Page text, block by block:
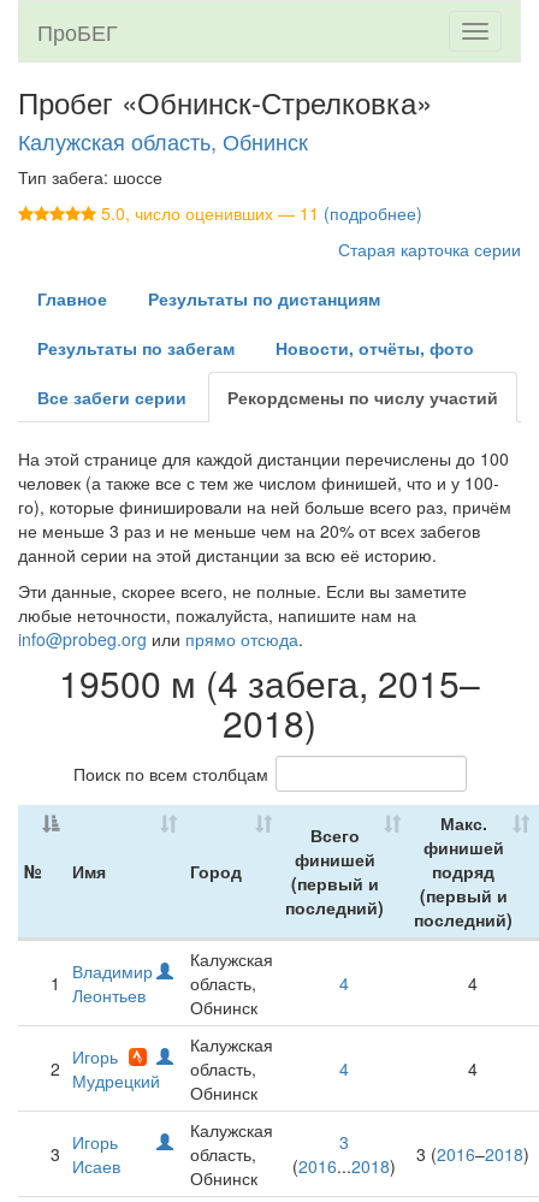
Toggle
ПроБЕГ
Пробег «Обнинск-Стрелковка»
Калужская область, Обнинск
Тип забега: шоссе
5.0, число оценивших — 11 (подробнее)
Старая карточка серии
Главное Результаты по дистанциям
Результаты по забегам Новости, отчёты, фото
Все забеги серии Рекордсмены по числу участий
На этой странице для каждой дистанции перечислены до 100
человек (а также все с тем же числом финишей, что и у 100-
го), которые финишировали на ней больше всего раз, причём
не меньше 3 раз и не меньше чем на 20% от всех забегов
данной серии на этой дистанции за всю её историю.
Эти данные, скорее всего, не полные. Если вы заметите
любые неточности, пожалуйста, напишите нам на
info@probeg.org или прямо отсюда.
19500 м (4 забега, 2015–
2018)
Поиск по всем столбцам
№ Имя Город
Всего
финишей
(первый и
последний)
Макс.
финишей
подряд
(первый и
последний)
1
Владимир
Леонтьев
Калужская
область,
Обнинск
4 4
2 Игорь
Мудрецкий
Калужская
область,
Обнинск
4 4
3 Игорь
Исаев
Калужская
область,
Обнинск
3
(2016...2018) 3 (2016–2018)